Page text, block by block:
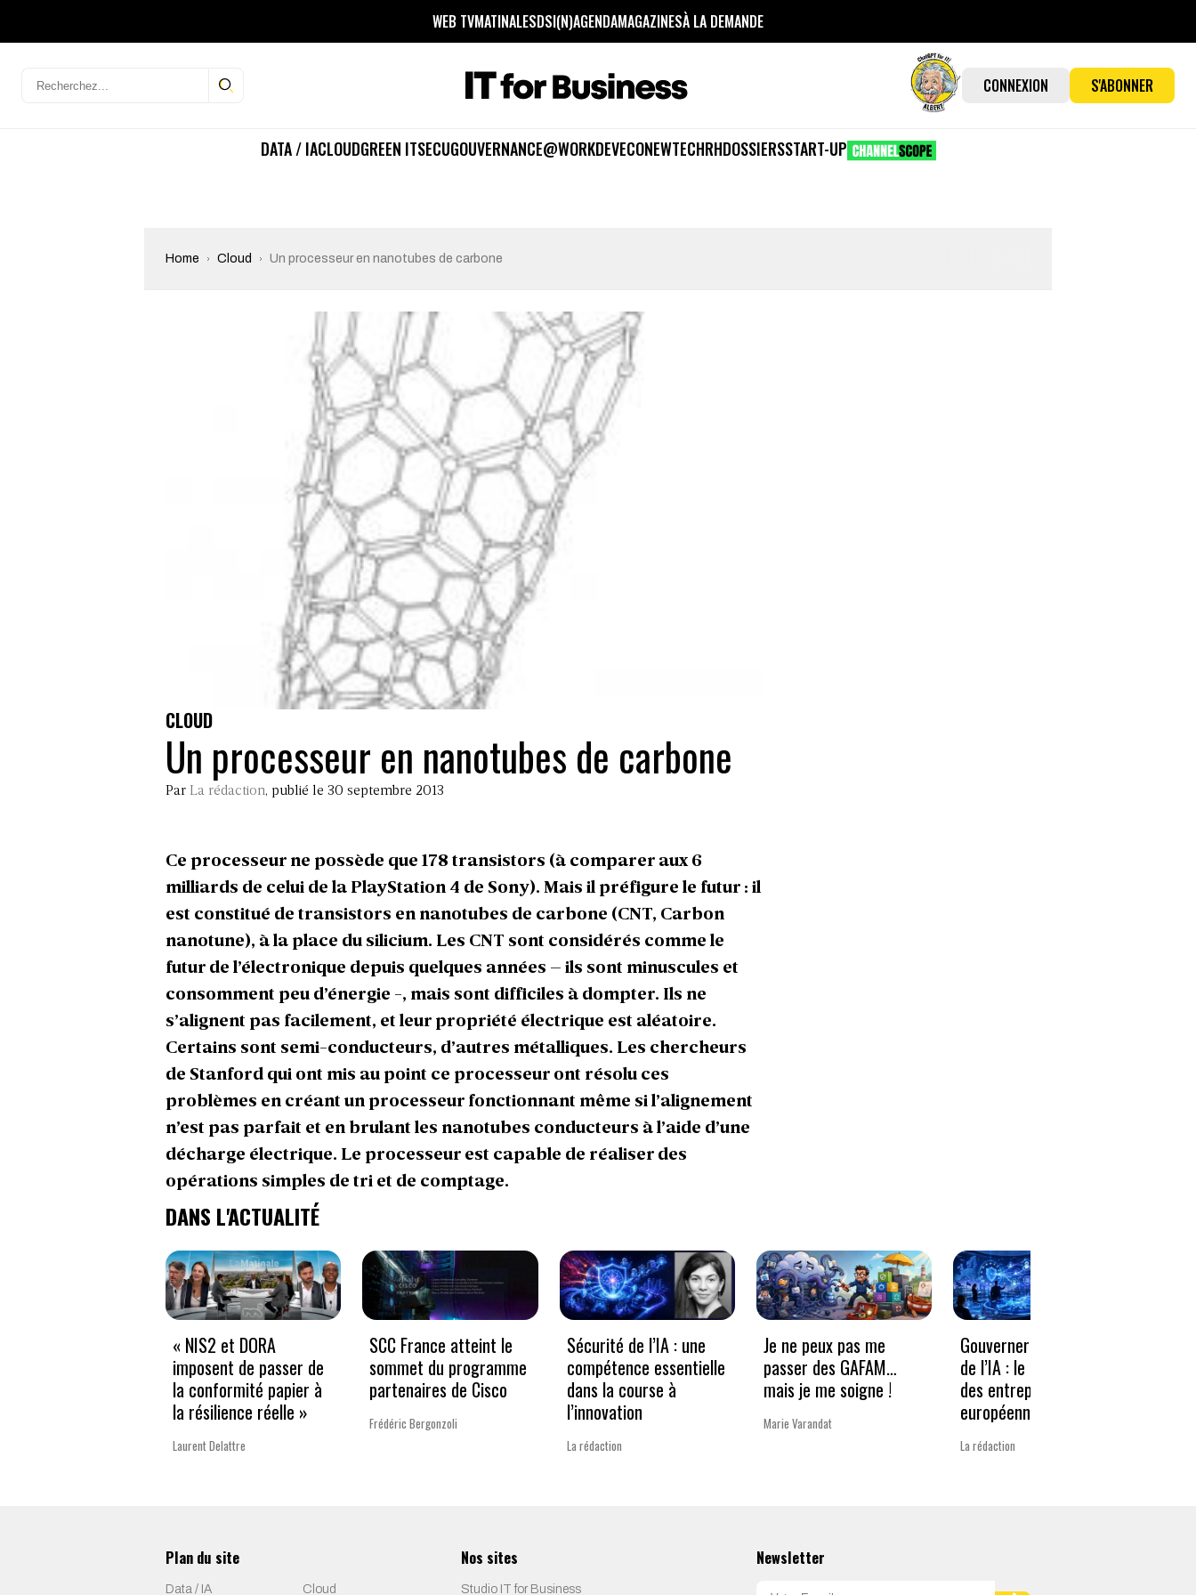
WEB TVMATINALESDSI(N)AGENDAMAGAZINESÀ LA DEMANDE
CONNEXION S'ABONNER
DATA / IACLOUDGREEN ITSECUGOUVERNANCE@WORKDEVECONEWTECHRHDOSSIERSSTART-UP
Home Cloud Un processeur en nanotubes de carbone
CLOUD
Un processeur en nanotubes de carbone
Par La rédaction, publié le 30 septembre 2013
Ce processeur ne possède que 178 transistors (à comparer aux 6
milliards de celui de la PlayStation 4 de Sony). Mais il préfigure le futur : il
est constitué de transistors en nanotubes de carbone (CNT, Carbon
nanotune), à la place du silicium. Les CNT sont considérés comme le
futur de l’électronique depuis quelques années – ils sont minuscules et
consomment peu d’énergie -, mais sont difficiles à dompter. Ils ne
s’alignent pas facilement, et leur propriété électrique est aléatoire.
Certains sont semi-conducteurs, d’autres métalliques. Les chercheurs
de Stanford qui ont mis au point ce processeur ont résolu ces
problèmes en créant un processeur fonctionnant même si l’alignement
n’est pas parfait et en brulant les nanotubes conducteurs à l’aide d’une
décharge électrique. Le processeur est capable de réaliser des
opérations simples de tri et de comptage.
DANS L'ACTUALITÉ
« NIS2 et DORA
imposent de passer de
la conformité papier à
la résilience réelle »
Laurent Delattre
SCC France atteint le
sommet du programme
partenaires de Cisco
Frédéric Bergonzoli
Sécurité de l’IA : une
compétence essentielle
dans la course à
l’innovation
La rédaction
Je ne peux pas me
passer des GAFAM…
mais je me soigne !
Marie Varandat
Gouverner à la vitesse
de l’IA : le nouveau défi
des entreprises
européennes
La rédaction
Plan du site
Data / IA Cloud
Nos sites
Studio IT for Business
Newsletter